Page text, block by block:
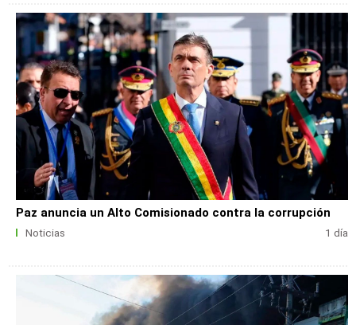
Paz anuncia un Alto Comisionado contra la corrupción
Noticias 1 día